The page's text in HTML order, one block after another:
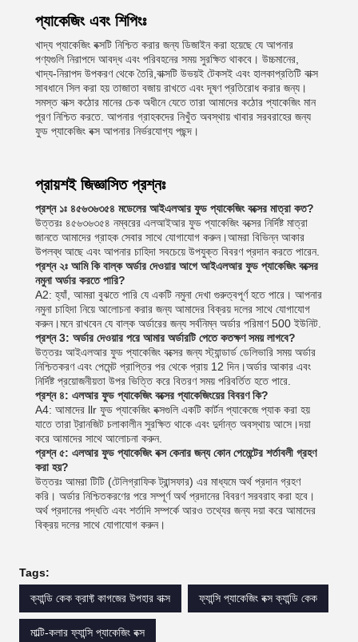
প্যাকেজিং এবং শিপিংঃ
খাদ্য প্যাকেজিং বক্সটি নিশ্চিত করার জন্য ডিজাইন করা হয়েছে যে আপনার
পণ্যগুলি নিরাপদে আবদ্ধ এবং পরিবহনের সময় সুরক্ষিত থাকবে। উচ্চমানের,
খাদ্য-নিরাপদ উপকরণ থেকে তৈরি,বাক্সটি উভয়ই টেকসই এবং হালকাপ্রতিটি বাক্স
সাবধানে সিল করা হয় তাজাতা বজায় রাখতে এবং দূষণ প্রতিরোধ করার জন্য।
সমস্ত বাক্স কঠোর মানের চেক অধীনে যেতে তারা আমাদের কঠোর প্যাকেজিং মান
পূরণ নিশ্চিত করতে. আপনার গ্রাহকদের নিখুঁত অবস্থায় খাবার সরবরাহের জন্য
ফুড প্যাকেজিং বক্স আপনার নির্ভরযোগ্য পছন্দ।
প্রায়শই জিজ্ঞাসিত প্রশ্নঃ
প্রশ্ন ১ঃ ৪৫৬৩৬৩৫৪ মডেলের আইএলআর ফুড প্যাকেজিং বক্সের মাত্রা কত?
উত্তরঃ ৪৫৬৩৬৩৫৪ নম্বরের এলআইআর ফুড প্যাকেজিং বক্সের নির্দিষ্ট মাত্রা
জানতে আমাদের গ্রাহক সেবার সাথে যোগাযোগ করুন।আমরা বিভিন্ন আকার
উপলব্ধ আছে এবং আপনার চাহিদা সবচেয়ে উপযুক্ত বিবরণ প্রদান করতে পারেন.
প্রশ্ন ২ঃ আমি কি বাল্ক অর্ডার দেওয়ার আগে আইএলআর ফুড প্যাকেজিং বক্সের
নমুনা অর্ডার করতে পারি?
A2: হ্যাঁ, আমরা বুঝতে পারি যে একটি নমুনা দেখা গুরুত্বপূর্ণ হতে পারে। আপনার
নমুনা চাহিদা নিয়ে আলোচনা করার জন্য আমাদের বিক্রয় দলের সাথে যোগাযোগ
করুন।মনে রাখবেন যে বাল্ক অর্ডারের জন্য সর্বনিম্ন অর্ডার পরিমাণ 500 ইউনিট.
প্রশ্ন 3: অর্ডার দেওয়ার পরে আমার অর্ডারটি পেতে কতক্ষণ সময় লাগবে?
উত্তরঃ আইএলআর ফুড প্যাকেজিং বক্সের জন্য স্ট্যান্ডার্ড ডেলিভারি সময় অর্ডার
নিশ্চিতকরণ এবং পেমেন্ট প্রাপ্তির পর থেকে প্রায় 12 দিন।অর্ডার আকার এবং
নির্দিষ্ট প্রয়োজনীয়তা উপর ভিত্তি করে বিতরণ সময় পরিবর্তিত হতে পারে.
প্রশ্ন ৪: এলআর ফুড প্যাকেজিং বক্সের প্যাকেজিংয়ের বিবরণ কি?
A4: আমাদের llr ফুড প্যাকেজিং বক্সগুলি একটি কার্টন প্যাকেজে প্যাক করা হয়
যাতে তারা ট্রানজিট চলাকালীন সুরক্ষিত থাকে এবং দুর্দান্ত অবস্থায় আসে।দয়া
করে আমাদের সাথে আলোচনা করুন.
প্রশ্ন ৫: এলআর ফুড প্যাকেজিং বক্স কেনার জন্য কোন পেমেন্টের শর্তাবলী গ্রহণ
করা হয়?
উত্তরঃ আমরা টিটি (টেলিগ্রাফিক ট্রান্সফার) এর মাধ্যমে অর্থ প্রদান গ্রহণ
করি। অর্ডার নিশ্চিতকরণের পরে সম্পূর্ণ অর্থ প্রদানের বিবরণ সরবরাহ করা হবে।
অর্থ প্রদানের পদ্ধতি এবং শর্তাদি সম্পর্কে আরও তথ্যের জন্য দয়া করে আমাদের
বিক্রয় দলের সাথে যোগাযোগ করুন।
Tags:
ক্যান্ডি কেক ক্রাফ্ট কাগজের উপহার বাক্স
ফ্যান্সি প্যাকেজিং বক্স ক্যান্ডি কেক
মাল্টি-কলার ফ্যান্সি প্যাকেজিং বক্স